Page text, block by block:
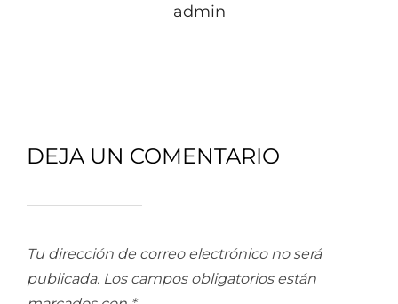
admin
DEJA UN COMENTARIO
Tu dirección de correo electrónico no será
publicada. Los campos obligatorios están